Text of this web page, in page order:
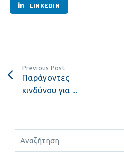
LINKEDIN
Previous Post
Παράγοντες
κινδύνου για ...